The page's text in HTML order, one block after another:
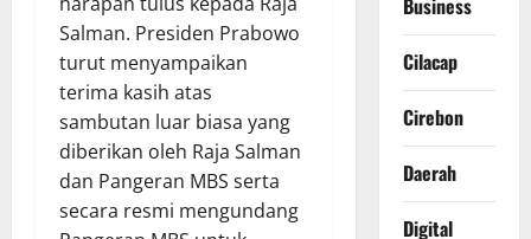
Salman. Presiden Prabowo
turut menyampaikan
terima kasih atas
sambutan luar biasa yang
diberikan oleh Raja Salman
dan Pangeran MBS serta
secara resmi mengundang
Business
Cilacap
Cirebon
Daerah
Digital